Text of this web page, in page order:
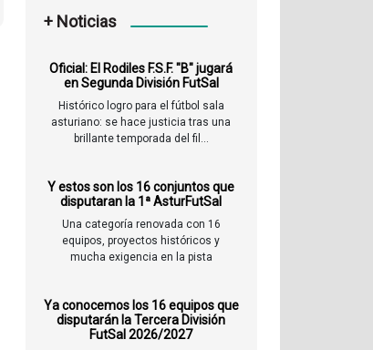
+ Noticias
Oficial: El Rodiles F.S.F. "B" jugará
en Segunda División FutSal
Histórico logro para el fútbol sala
asturiano: se hace justicia tras una
brillante temporada del fil...
Y estos son los 16 conjuntos que
disputaran la 1ª AsturFutSal
Una categoría renovada con 16
equipos, proyectos históricos y
mucha exigencia en la pista
Ya conocemos los 16 equipos que
disputarán la Tercera División
FutSal 2026/2027